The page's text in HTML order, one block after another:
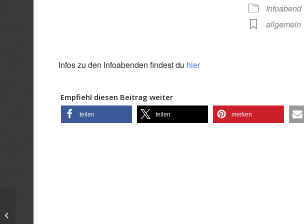
Infoabend
allgemein
Infos zu den Infoabenden findest du hier
Empfiehl diesen Beitrag weiter
teilen teilen merken